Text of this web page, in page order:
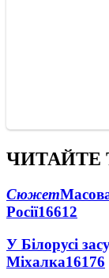
ЧИТАЙТЕ
Сюжет
Росії16612
У Білорусі
Міхалка16176